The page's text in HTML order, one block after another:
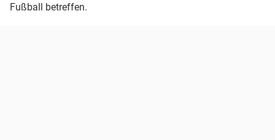
Fußball betreffen.